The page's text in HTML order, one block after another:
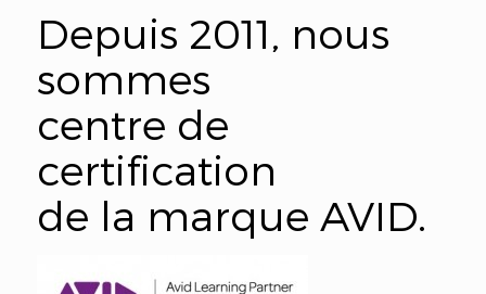
Depuis 2011, nous
sommes
centre de
certification
de la marque AVID.